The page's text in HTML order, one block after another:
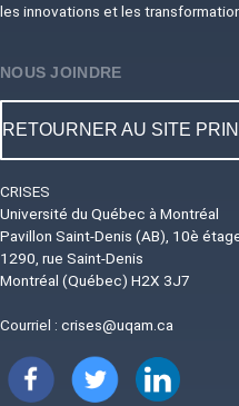
les innovations et les
NOUS JOINDRE
RETOURNER AU SITE
CRISES
Université du Québec à Montréal
Pavillon Saint-Denis (AB), 10è
1290, rue Saint-Denis
Montréal (Québec) H2X 3J7
Courriel : crises@uqam.ca
Image Image Image